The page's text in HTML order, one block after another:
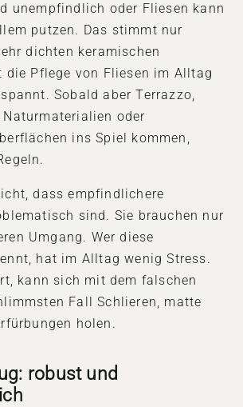
unempfindlich oder Fliesen kann
putzen. Das stimmt nur
dichten keramischen
die Pflege von Fliesen im Alltag
Sobald aber Terrazzo,
oder
ins Spiel kommen,
dass empfindlichere
sind. Sie brauchen nur
Umgang. Wer diese
hat im Alltag wenig Stress.
kann sich mit dem falschen
Fall Schlieren, matte
holen.
robust und